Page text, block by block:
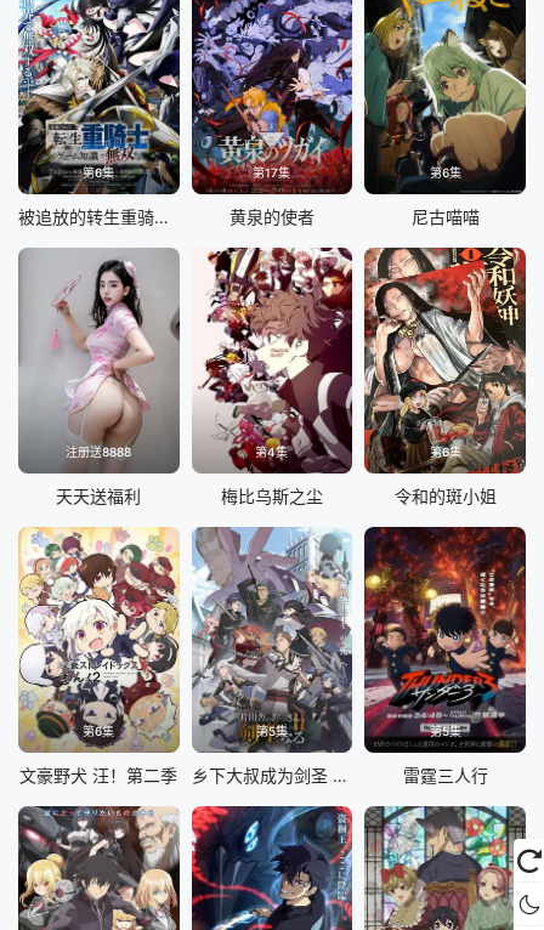
第6集
被追放的转生重骑士用游戏知识开无双
第17集
黄泉的使者
第6集
尼古喵喵
注册送8888
天天送福利
第4集
梅比乌斯之尘
第6集
令和的斑小姐
第6集
文豪野犬 汪！第二季
第5集
乡下大叔成为剑圣 第二季
第5集
雷霆三人行